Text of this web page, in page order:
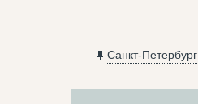
Санкт-Петербург